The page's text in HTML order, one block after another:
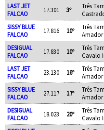
LAST JET
FALCAO
17.301 3º
Três
SISSY BLUE
FALCAO
17.816 10º
Três
DESIGUAL
FALCAO
17.830 10º
Três
Cavalo
LAST JET
FALCAO
23.130 16º
Três
Amador
SISSY BLUE
FALCAO
27.117 17º
Três
Amador
DESIGUAL
FALCAO
18.023 20º
Três
Cavalo